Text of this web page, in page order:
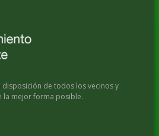
de todos los vecinos y
la mejor forma posible.